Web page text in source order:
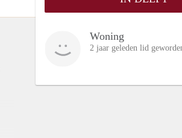
Woning
2 jaar geleden lid